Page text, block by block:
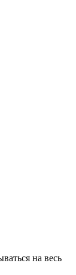
на весь